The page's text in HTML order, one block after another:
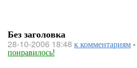
Без заголовка
28-10-2006 18:48 к комментариям-
понравилось!